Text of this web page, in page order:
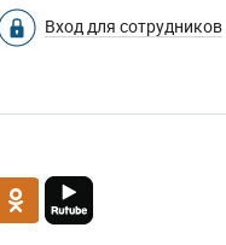
Вход для сотрудников